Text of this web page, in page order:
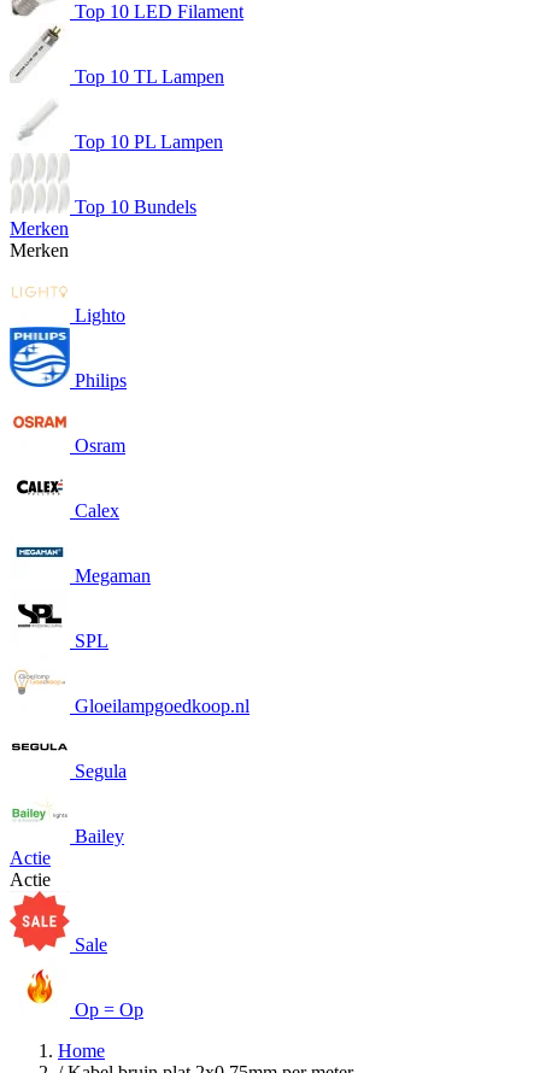
Top 10 LED Filament
Top 10 TL Lampen
Top 10 PL Lampen
Top 10 Bundels
Merken
Merken
Lighto
Philips
Osram
Calex
Megaman
SPL
Gloeilampgoedkoop.nl
Segula
Bailey
Actie
Actie
Sale
Op = Op
Home